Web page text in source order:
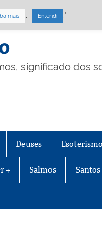
significado dos
Deuses Esoterismo
+ Salmos Santos
mais . Entendi ."